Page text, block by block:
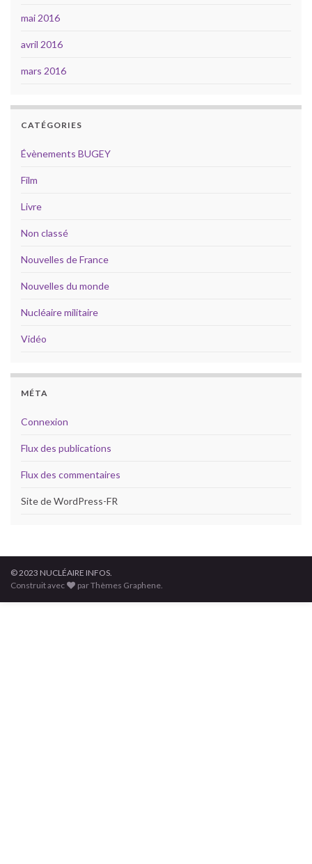
mai 2016
avril 2016
mars 2016
CATÉGORIES
Évènements BUGEY
Film
Livre
Non classé
Nouvelles de France
Nouvelles du monde
Nucléaire militaire
Vidéo
MÉTA
Connexion
Flux des publications
Flux des commentaires
Site de WordPress-FR
© 2023 NUCLÉAIRE INFOS.
Construit avec
par Thèmes Graphene.